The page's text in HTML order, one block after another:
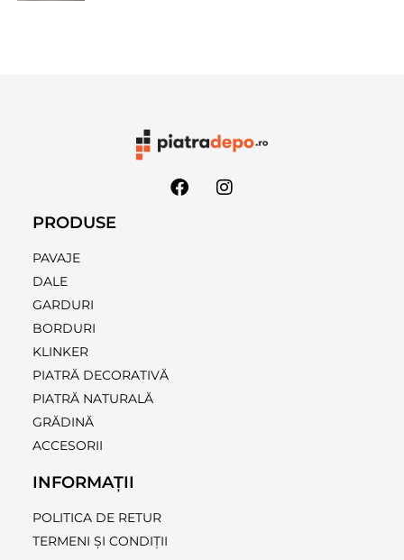
PRODUSE
PAVAJE
DALE
GARDURI
BORDURI
KLINKER
PIATRĂ DECORATIVĂ
PIATRĂ NATURALĂ
GRĂDINĂ
ACCESORII
INFORMAȚII
POLITICA DE RETUR
TERMENI ȘI CONDIȚII